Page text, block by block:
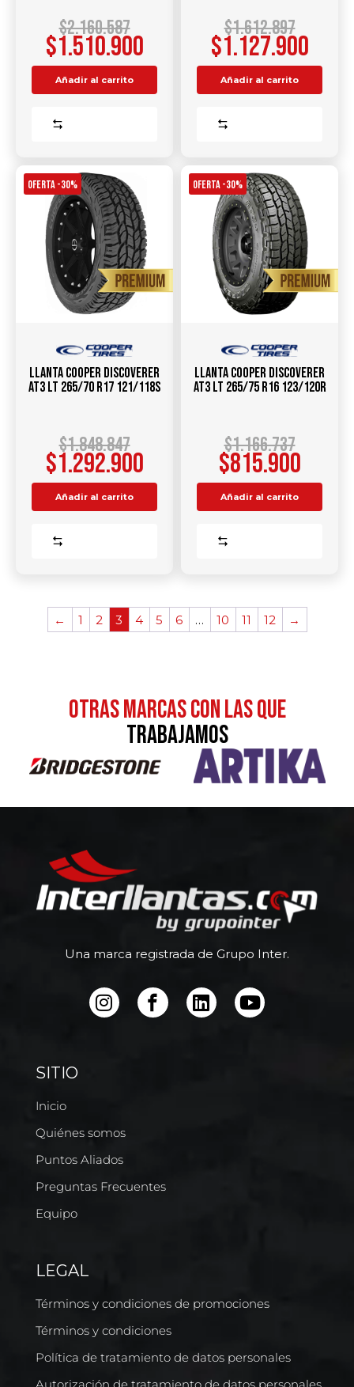
$2.160.587
$1.510.900
Añadir al carrito
$1.612.897
$1.127.900
Añadir al carrito
OFERTA -30%
Llanta COOPER DISCOVERER
AT3 LT 265/70 R17 121/118S
$1.848.847
$1.292.900
Añadir al carrito
OFERTA -30%
Llanta COOPER Discoverer
AT3 LT 265/75 R16 123/120R
$1.166.737
$815.900
Añadir al carrito
← 1 2 3 4 5 6 … 10 11 12 →
otras MARCAS CON LAS QUE
TRABAJAMOS
Una marca registrada de Grupo Inter.
SITIO
Inicio
Quiénes somos
Puntos Aliados
Preguntas Frecuentes
Equipo
LEGAL
Términos y condiciones de promociones
Términos y condiciones
Política de tratamiento de datos personales